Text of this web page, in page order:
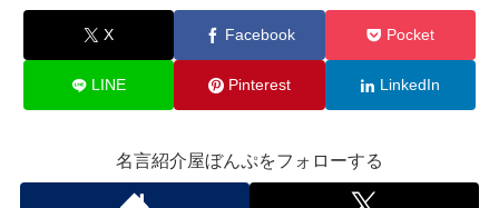
X Facebook Pocket
LINE Pinterest LinkedIn
名言紹介屋ぼんぷをフォローする